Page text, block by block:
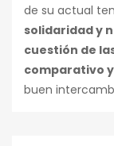
de su actual
solidaridad y
cuestión de
comparativo y
buen